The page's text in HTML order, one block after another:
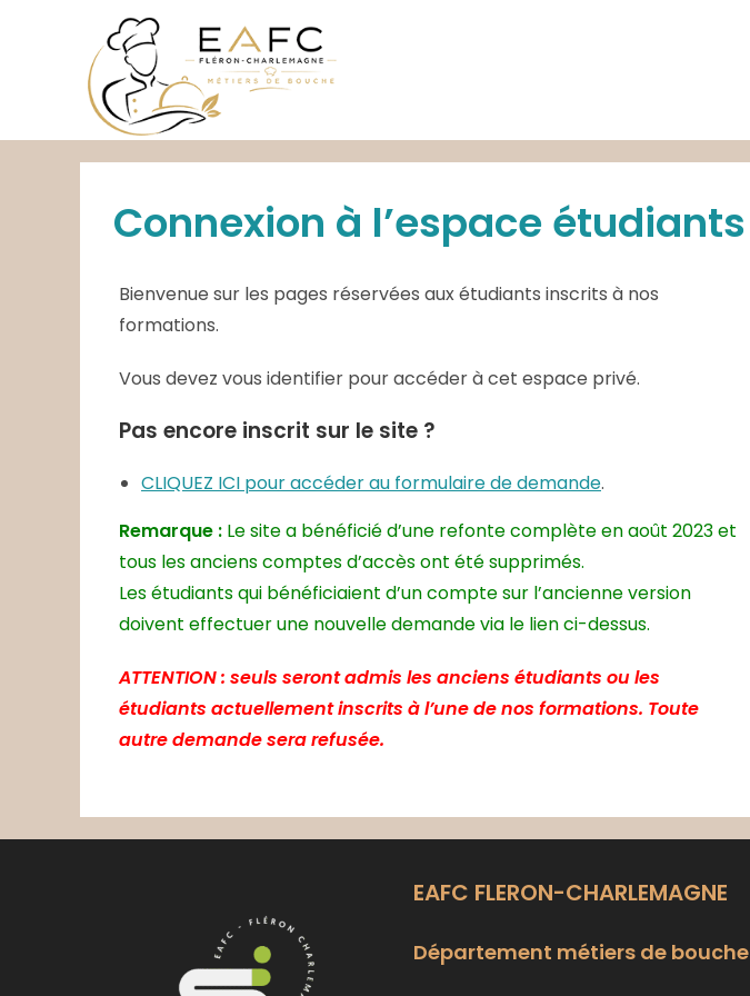
Connexion à l’espace étudiants
Bienvenue sur les pages réservées aux étudiants inscrits à nos
formations.
Vous devez vous identifier pour accéder à cet espace privé.
Pas encore inscrit sur le site ?
CLIQUEZ ICI pour accéder au formulaire de demande.
Remarque : Le site a bénéficié d’une refonte complète en août 2023 et
tous les anciens comptes d’accès ont été supprimés.
Les étudiants qui bénéficiaient d’un compte sur l’ancienne version
doivent effectuer une nouvelle demande via le lien ci-dessus.
ATTENTION : seuls seront admis les anciens étudiants ou les
étudiants actuellement inscrits à l’une de nos formations. Toute
autre demande sera refusée.
EAFC FLERON-CHARLEMAGNE
Département métiers de bouche